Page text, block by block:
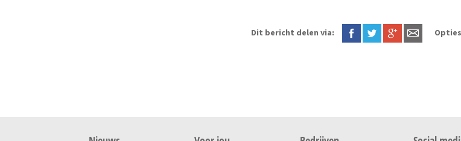
Dit bericht delen via: